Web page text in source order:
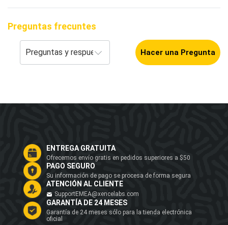
Preguntas frecuntes
Hacer una Pregunta
ENTREGA GRATUITA
Ofrecemos envío gratis en pedidos superiores a $50
PAGO SEGURO
Su información de pago se procesa de forma segura
ATENCIÓN AL CLIENTE
SupportEMEA@xencelabs.com
GARANTÍA DE 24 MESES
Garantía de 24 meses sólo para la tienda electrónica
oficial